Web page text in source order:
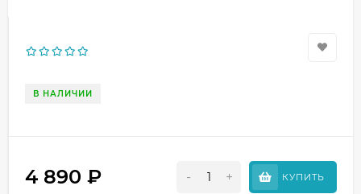
В НАЛИЧИИ
4 890 ₽ - + КУПИТЬ